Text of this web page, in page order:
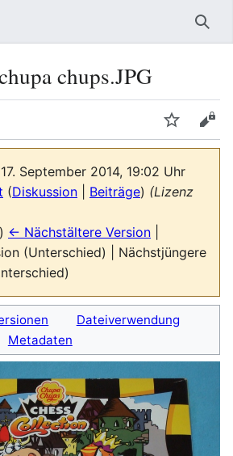
chups.JPG
September 2014, 19:02 Uhr
(Diskussion Beiträge) (Lizenz
) ← Nächstältere Version
(Unterschied) | Nächstjüngere
Dateiverwendung
Metadaten